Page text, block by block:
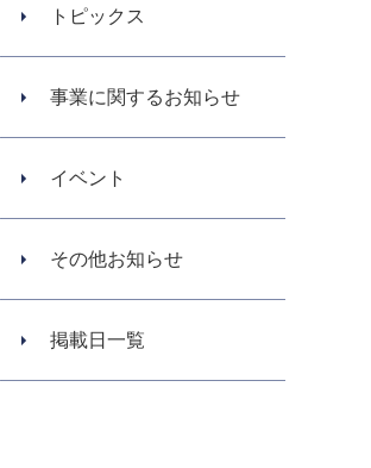
トピックス
事業に関するお知らせ
イベント
その他お知らせ
掲載日一覧